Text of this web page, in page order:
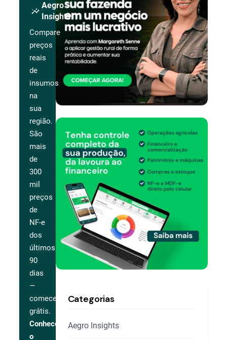
insights
Aegro
Insights
Compare
preços
reais
de
insumos
na
sua
região.
São
mais
de
300
mil
preços
de
NF-e
dos
últimos
90
dias
—
comece
grátis.
Conhecer
o
Categorias
Aegro Insights